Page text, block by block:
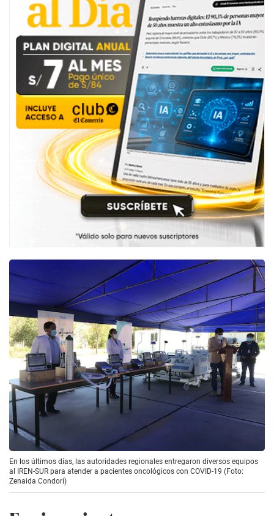
En los últimos días, las autoridades regionales entregaron diversos equipos
al IREN-SUR para atender a pacientes oncológicos con COVID-19 (Foto:
Zenaida Condori)